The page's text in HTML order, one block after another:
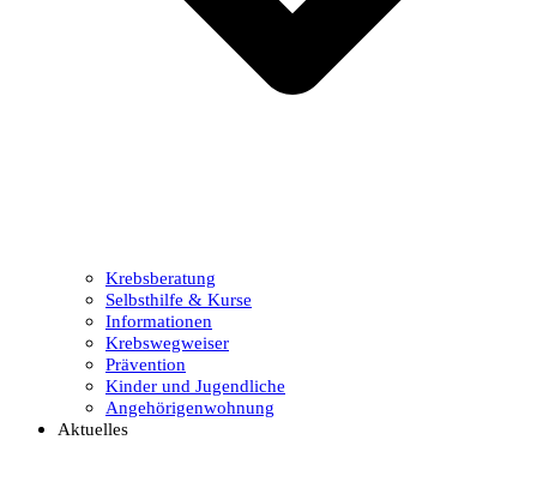
Krebsberatung
Selbsthilfe & Kurse
Informationen
Krebswegweiser
Prävention
Kinder und Jugendliche
Angehörigenwohnung
Aktuelles